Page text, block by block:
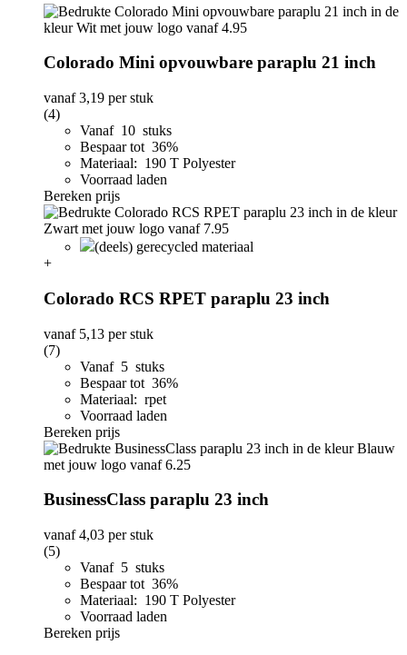
Colorado Mini opvouwbare paraplu 21 inch
vanaf3,19 per stuk
(4)
Vanaf 10 stuks
Bespaar tot 36%
Materiaal: 190 T Polyester
Voorraad laden
Bereken prijs
(deels) gerecycled materiaal
+
Colorado RCS RPET paraplu 23 inch
vanaf 5,13 per stuk
(7)
Vanaf 5 stuks
Bespaar tot 36%
Materiaal: rpet
Voorraad laden
Bereken prijs
BusinessClass paraplu 23 inch
vanaf4,03 per stuk
(5)
Vanaf 5 stuks
Bespaar tot 36%
Materiaal: 190 T Polyester
Voorraad laden
Bereken prijs